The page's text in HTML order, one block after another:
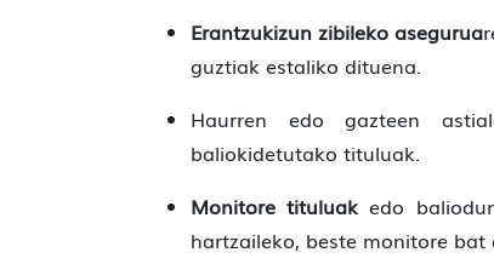
Erantzukizun zibileko asegurua
guztiak estaliko dituena.
Haurren edo gazteen
baliokidetutako tituluak.
Monitore tituluakedo
hartzaileko, beste monitore